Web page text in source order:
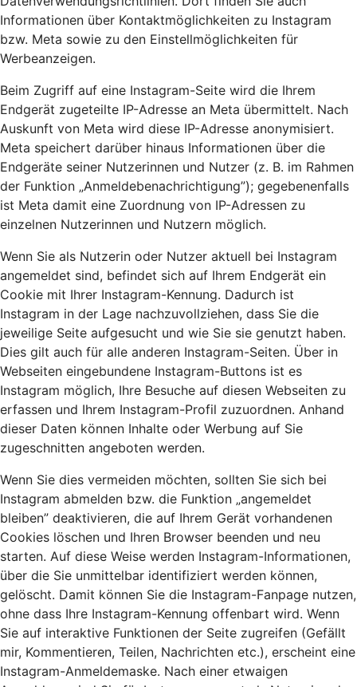
Informationen über Kontaktmöglichkeiten zu Instagram
bzw. Meta sowie zu den Einstellmöglichkeiten für
Werbeanzeigen.
Beim Zugriff auf eine Instagram-Seite wird die Ihrem
Endgerät zugeteilte IP-Adresse an Meta übermittelt. Nach
Auskunft von Meta wird diese IP-Adresse anonymisiert.
Meta speichert darüber hinaus Informationen über die
Endgeräte seiner Nutzerinnen und Nutzer (z. B. im Rahmen
der Funktion „Anmeldebenachrichtigung”); gegebenenfalls
ist Meta damit eine Zuordnung von IP-Adressen zu
einzelnen Nutzerinnen und Nutzern möglich.
Wenn Sie als Nutzerin oder Nutzer aktuell bei Instagram
angemeldet sind, befindet sich auf Ihrem Endgerät ein
Cookie mit Ihrer Instagram-Kennung. Dadurch ist
Instagram in der Lage nachzuvollziehen, dass Sie die
jeweilige Seite aufgesucht und wie Sie sie genutzt haben.
Dies gilt auch für alle anderen Instagram-Seiten. Über in
Webseiten eingebundene Instagram-Buttons ist es
Instagram möglich, Ihre Besuche auf diesen Webseiten zu
erfassen und Ihrem Instagram-Profil zuzuordnen. Anhand
dieser Daten können Inhalte oder Werbung auf Sie
zugeschnitten angeboten werden.
Wenn Sie dies vermeiden möchten, sollten Sie sich bei
Instagram abmelden bzw. die Funktion „angemeldet
bleiben” deaktivieren, die auf Ihrem Gerät vorhandenen
Cookies löschen und Ihren Browser beenden und neu
starten. Auf diese Weise werden Instagram-Informationen,
über die Sie unmittelbar identifiziert werden können,
gelöscht. Damit können Sie die Instagram-Fanpage nutzen,
ohne dass Ihre Instagram-Kennung offenbart wird. Wenn
Sie auf interaktive Funktionen der Seite zugreifen (Gefällt
mir, Kommentieren, Teilen, Nachrichten etc.), erscheint eine
Instagram-Anmeldemaske. Nach einer etwaigen